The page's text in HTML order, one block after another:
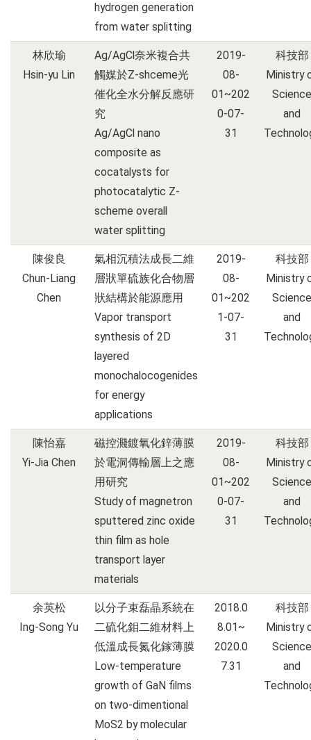
hydrogen generation
from water splitting
林欣瑜
Hsin-yu Lin
Ag/AgCl奈米複合共
觸媒於Z-shceme光
催化全水分解反應研
究
Ag/AgCl nano
composite as
cocatalysts for
photocatalytic Z-
scheme overall
water splitting
2019-
08-
01~202
0-07-
31
科技部
Ministry
Science
and
陳俊良
Chun-Liang
Chen
氣相沉積法成長二維
層狀單硫族化合物層
狀結構於能源應用
Vapor transport
synthesis of 2D
layered
monochalocogenides
for energy
applications
2019-
08-
01~202
1-07-
31
科技部
Ministry
Science
and
陳怡嘉
Yi-Jia Chen
磁控濺鍍氧化鋅薄膜
於電洞傳輸層上之應
用研究
Study of magnetron
sputtered zinc oxide
thin film as hole
transport layer
materials
2019-
08-
01~202
0-07-
31
科技部
Ministry
Science
and
余英松
Ing-Song Yu
以分子束磊晶系統在
二硫化鉬二維材料上
低溫成長氮化鎵薄膜
Low-temperature
growth of GaN films
on two-dimentional
MoS2 by molecular
2018.0
8.01~
2020.0
7.31
科技部
Ministry
Science
and